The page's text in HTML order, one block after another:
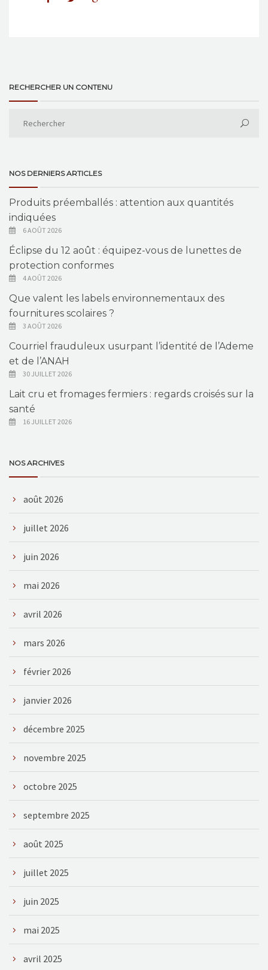
RECHERCHER UN CONTENU
NOS DERNIERS ARTICLES
Produits préemballés : attention aux quantités
indiquées
6 AOÛT 2026
Éclipse du 12 août : équipez-vous de lunettes de
protection conformes
4 AOÛT 2026
Que valent les labels environnementaux des
fournitures scolaires ?
3 AOÛT 2026
Courriel frauduleux usurpant l’identité de l’Ademe
et de l’ANAH
30 JUILLET 2026
Lait cru et fromages fermiers : regards croisés sur la
santé
16 JUILLET 2026
NOS ARCHIVES
août 2026
juillet 2026
juin 2026
mai 2026
avril 2026
mars 2026
février 2026
janvier 2026
décembre 2025
novembre 2025
octobre 2025
septembre 2025
août 2025
juillet 2025
juin 2025
mai 2025
avril 2025